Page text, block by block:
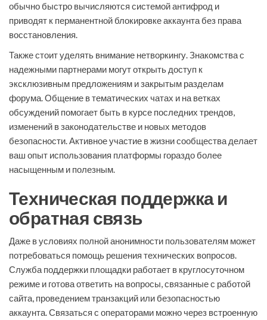
обычно быстро вычисляются системой антифрод и
приводят к перманентной блокировке аккаунта без права
восстановления.
Также стоит уделять внимание нетворкингу. Знакомства с
надежными партнерами могут открыть доступ к
эксклюзивным предложениям и закрытым разделам
форума. Общение в тематических чатах и на ветках
обсуждений помогает быть в курсе последних трендов,
изменений в законодательстве и новых методов
безопасности. Активное участие в жизни сообщества делает
ваш опыт использования платформы гораздо более
насыщенным и полезным.
Техническая поддержка и
обратная связь
Даже в условиях полной анонимности пользователям может
потребоваться помощь решения технических вопросов.
Служба поддержки площадки работает в круглосуточном
режиме и готова ответить на вопросы, связанные с работой
сайта, проведением транзакций или безопасностью
аккаунта. Связаться с операторами можно через встроенную